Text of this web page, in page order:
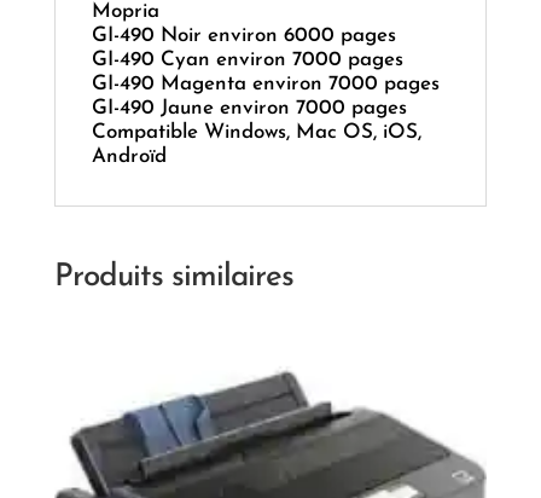
Mopria
GI-490 Noir environ 6000 pages
GI-490 Cyan environ 7000 pages
GI-490 Magenta environ 7000 pages
GI-490 Jaune environ 7000 pages
Compatible Windows, Mac OS, iOS,
Androïd
Produits similaires